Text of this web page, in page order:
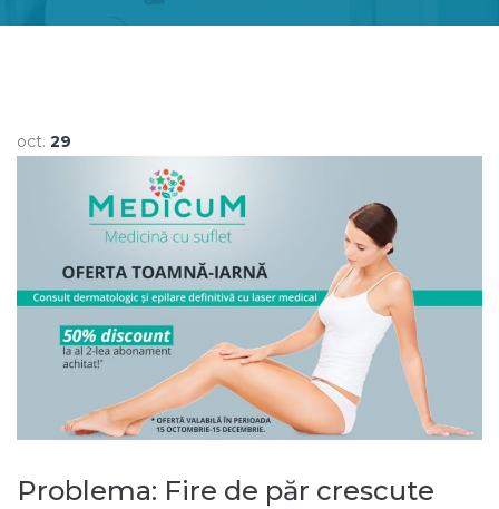
oct. 29
Problema: Fire de păr crescute